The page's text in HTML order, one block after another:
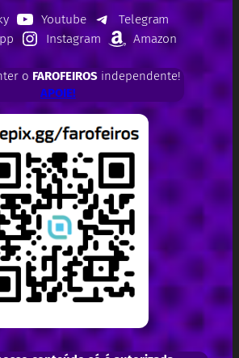
Youtube
Telegram
Instagram Amazon
o FAROFEIROSindependente!
APOIE!